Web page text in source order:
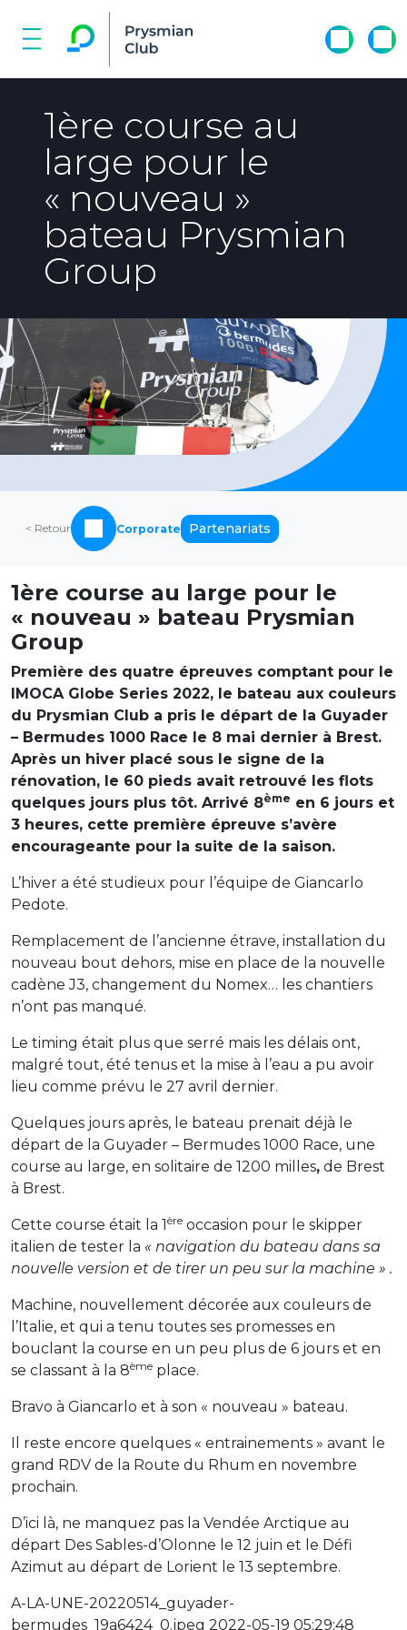
1ère course au
large pour le
« nouveau »
bateau Prysmian
Group
< Retour Corporate Partenariats
1ère course au large pour le
« nouveau » bateau Prysmian
Group
Première des quatre épreuves comptant pour le
IMOCA Globe Series 2022, le bateau aux couleurs
du Prysmian Club a pris le départ de la Guyader
– Bermudes 1000 Race le 8 mai dernier à Brest.
Après un hiver placé sous le signe de la
rénovation, le 60 pieds avait retrouvé les flots
quelques jours plus tôt. Arrivé 8ème en 6 jours et
3 heures, cette première épreuve s’avère
encourageante pour la suite de la saison.
L’hiver a été studieux pour l’équipe de Giancarlo
Pedote.
Remplacement de l’ancienne étrave, installation du
nouveau bout dehors, mise en place de la nouvelle
cadène J3, changement du Nomex… les chantiers
n’ont pas manqué.
Le timing était plus que serré mais les délais ont,
malgré tout, été tenus et la mise à l’eau a pu avoir
lieu comme prévu le 27 avril dernier.
Quelques jours après, le bateau prenait déjà le
départ de la Guyader – Bermudes 1000 Race, une
course au large, en solitaire de 1200 milles, de Brest
à Brest.
Cette course était la 1ère occasion pour le skipper
italien de tester la « navigation du bateau dans sa
nouvelle version et de tirer un peu sur la machine » .
Machine, nouvellement décorée aux couleurs de
l’Italie, et qui a tenu toutes ses promesses en
bouclant la course en un peu plus de 6 jours et en
se classant à la 8ème place.
Bravo à Giancarlo et à son « nouveau » bateau.
Il reste encore quelques « entrainements » avant le
grand RDV de la Route du Rhum en novembre
prochain.
D’ici là, ne manquez pas la Vendée Arctique au
départ Des Sables-d’Olonne le 12 juin et le Défi
Azimut au départ de Lorient le 13 septembre.
A-LA-UNE-20220514_guyader-
bermudes_19a6424_0.jpeg 2022-05-19 05:29:48